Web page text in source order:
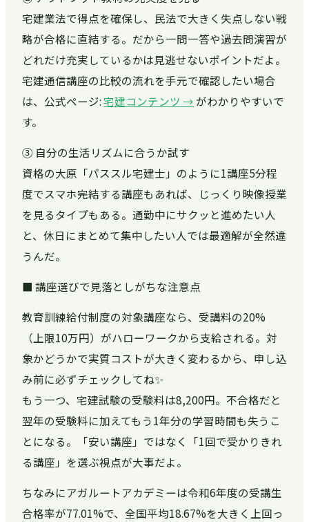
宅建業法で得点を確保し、民法で大きく失点しない戦
略が合格に直結する。だから一問一答や過去問演習が
どれだけ充実しているかは見逃せないポイントだよ。
宅建通信講座の比較の流れを手元で確認したい場合
は、公式ページ:宅建コンテンツ → がわかりやすいで
す。
③ 自分の生活リズムに合うか試す
資格の大原「パススル宅建士」のように1講座5分程
度でスマホ完結する講座もあれば、じっくり映像授業
を見るタイプもある。通勤中にサクッと進めたい人
と、休日にまとめて集中したい人では最適解が全然違
うんだ。
■ 講座選びで見落としがちな注意点
教育訓練給付制度の対象講座なら、受講料の20%
（上限10万円）がハローワークから支給される。対
象かどうかで実質コストが大きく変わるから、申し込
み前に必ずチェックしてね✨
もう一つ、宅建試験の受験料は8,200円。不合格だと
翌年の受験料に加えてもう1年分の学習時間も失うこ
とになる。「安い講座」ではなく「1回で受かりきれ
る講座」を選ぶ視点が大事だよ。
ちなみにアガルートアカデミーは令和6年度の受講生
合格率が77.01%で、全国平均18.67%を大きく上回っ